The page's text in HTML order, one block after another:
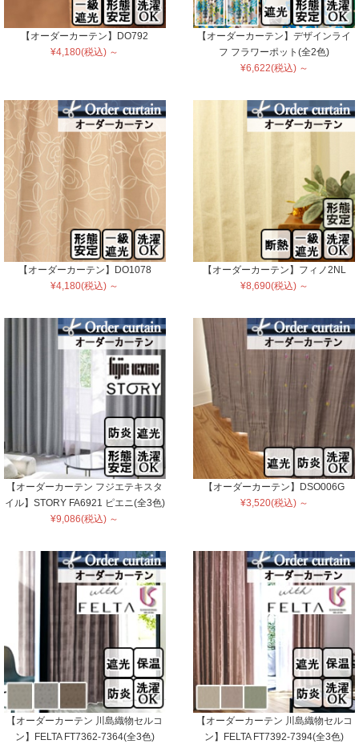
【オーダーカーテン】DO792
¥4,180(税込) ～
【オーダーカーテン】デザインライ
フ フラワーポット(全2色)
¥6,622(税込) ～
【オーダーカーテン】DO1078
¥4,180(税込) ～
【オーダーカーテン】フィノ2NL
¥8,690(税込) ～
【オーダーカーテン フジエテキスタ
イル】STORY FA6921 ピエニ(全3色)
¥9,086(税込) ～
【オーダーカーテン】DSO006G
¥3,520(税込) ～
【オーダーカーテン 川島織物セルコ
ン】FELTA FT7362-7364(全3色)
【オーダーカーテン 川島織物セルコ
ン】FELTA FT7392-7394(全3色)